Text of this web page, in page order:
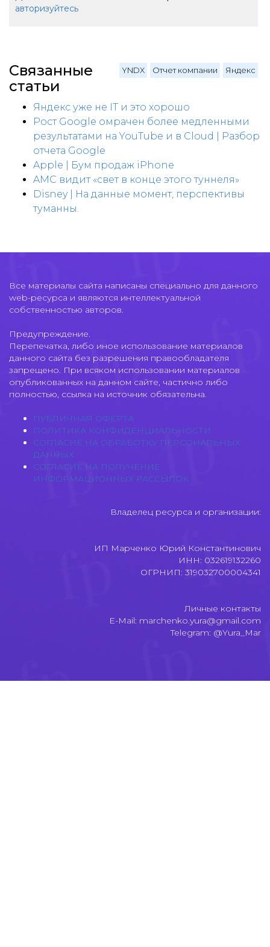
авторизуйтесь
YNDX Отчет компании Яндекс
Связанные
статьи
Яндекс уже не IT и это хорошо
Рост Google омрачен более медленными
результатами на YouTube и в Cloud | Разбор
отчета Google
Apple | Бум продаж iPhone
AMC видит «свет в конце этого туннеля»
Disney | На данные момент, перспективы
туманны.
Все материалы сайта написаны специально для данного
web-ресурса и являются интеллектуальной
собственностью авторов.
Предупреждение.
Перепечатка, либо иное использование материалов
данного сайта без разрешения правообладателя
запрещено. При всяком использовании материалов
опубликованных на данном сайте, частично либо
полностью, ссылка на источник обязательна.
ПУБЛИЧНАЯ ОФЕРТА
ПОЛИТИКА КОНФИДЕНЦИАЛЬНОСТИ
СОГЛАСИЕ НА ОБРАБОТКУ ПЕРСОНАЛЬНЫХ
ДАННЫХ
СОГЛАСИЕ НА ПОЛУЧЕНИЕ
ИНФОРМАЦИОННЫХ РАССЫЛОК
Владелец ресурса и организации:
ИП Марченко Юрий Константинович
ИНН: 032619132260
ОГРНИП: 319032700004341
Личные контакты
E-Mail: marchenko.yura@gmail.com
Telegram: @Yura_Mar